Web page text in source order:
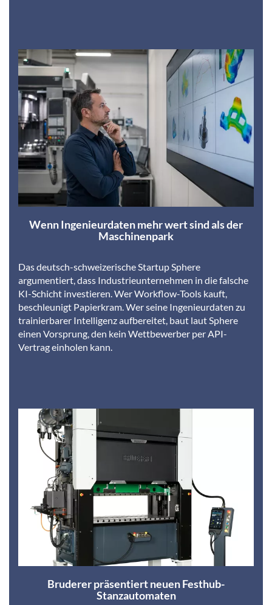
Wenn Ingenieurdaten mehr wert sind als der
Maschinenpark
Das deutsch-schweizerische Startup Sphere
argumentiert, dass Industrieunternehmen in die falsche
KI-Schicht investieren. Wer Workflow-Tools kauft,
beschleunigt Papierkram. Wer seine Ingenieurdaten zu
trainierbarer Intelligenz aufbereitet, baut laut Sphere
einen Vorsprung, den kein Wettbewerber per API-
Vertrag einholen kann.
Bruderer präsentiert neuen Festhub-
Stanzautomaten